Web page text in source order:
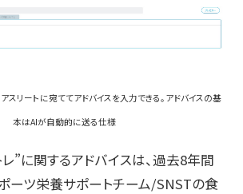
リートに宛ててアドバイスを入力できる。アドバイスの基
本はAIが自動的に送る仕様
”に関するアドバイスは、過去8年間
ーツ栄養サポートチーム/SNSTの食